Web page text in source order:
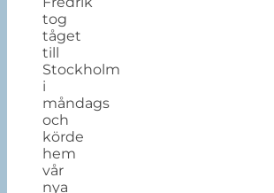
tog
tåget
till
Stockholm
i
måndags
och
körde
hem
vår
nya